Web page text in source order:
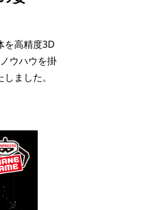
を高精度3D
ウハウを掛
ました。